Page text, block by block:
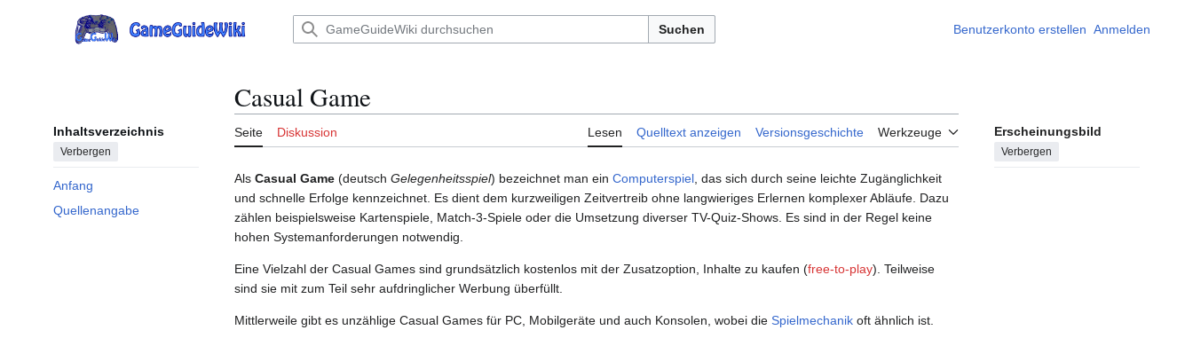
Hauptmenü Suchen Benutzerkonto erstellen Anmelden
Inhaltsverzeichnis
Verbergen
Anfang
Quellenangabe
Casual Game
Seite Diskussion Lesen Quelltext anzeigen Versionsgeschichte Werkzeuge Erscheinungsbild
Verbergen
Als Casual Game (deutsch Gelegenheitsspiel) bezeichnet man ein Computerspiel , das sich durch seine leichte Zugänglichkeit
und schnelle Erfolge kennzeichnet. Es dient dem kurzweiligen Zeitvertreib ohne langwieriges Erlernen komplexer Abläufe. Dazu
zählen beispielsweise Kartenspiele, Match-3-Spiele oder die Umsetzung diverser TV-Quiz-Shows. Es sind in der Regel keine
hohen Systemanforderungen notwendig.
Eine Vielzahl der Casual Games sind grundsätzlich kostenlos mit der Zusatzoption, Inhalte zu kaufen (free-to-play). Teilweise
sind sie mit zum Teil sehr aufdringlicher Werbung überfüllt.
Mittlerweile gibt es unzählige Casual Games für PC, Mobilgeräte und auch Konsolen, wobei die Spielmechanik oft ähnlich ist.